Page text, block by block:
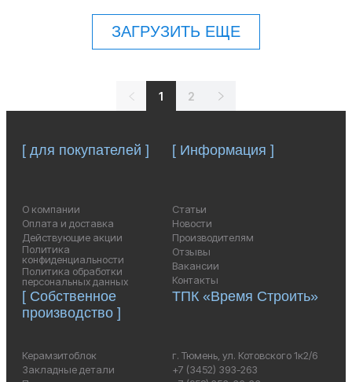
ЗАГРУЗИТЬ ЕЩЕ
1 2
[ для покупателей ]
О компании
Оплата и доставка
Действующие акции
Политика
конфиденциальности
Политика обработки
персональных данных
[ Собственное
производство ]
Керамзитоблок
Закладные детали
[ Информация ]
Статьи
Новости
Производителям
Отзывы
Вакансии
Контакты
ТПК «Время Строить»
г. Тюмень, ул. Котовского 1к2/6
+7 (3452) 393-263